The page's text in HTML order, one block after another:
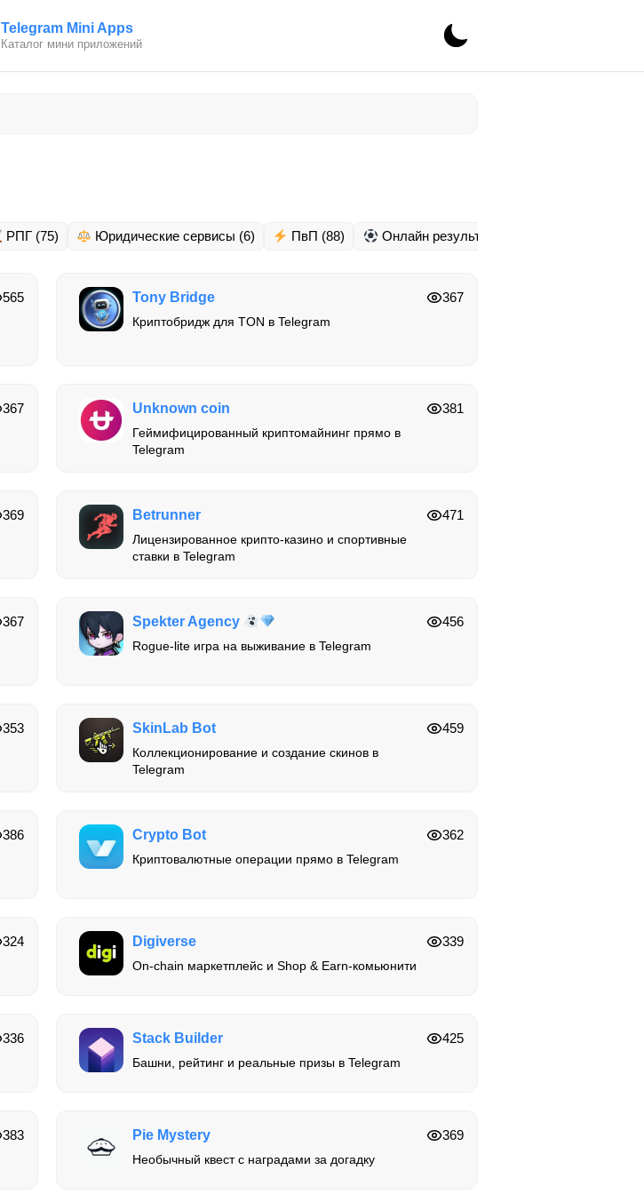
Telegram Mini Apps
Каталог мини приложений
РПГ (75) Юридические сервисы (6) ПвП (88) Онлайн результаты
565 Tony Bridge
Криптобридж для TON в Telegram
367
367 Unknown coin
Геймифицированный криптомайнинг прямо в
Telegram
381
369 Betrunner
Лицензированное крипто-казино и спортивные
ставки в Telegram
471
367 Spekter Agency
Rogue-lite игра на выживание в Telegram
456
353 SkinLab Bot
Коллекционирование и создание скинов в
Telegram
459
386 Crypto Bot
Криптовалютные операции прямо в Telegram
362
324 Digiverse
On-chain маркетплейс и Shop & Earn-комьюнити
339
336 Stack Builder
Башни, рейтинг и реальные призы в Telegram
425
383 Pie Mystery
Необычный квест с наградами за догадку
369